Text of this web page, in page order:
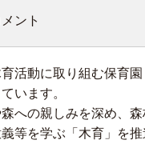
ント
活動に取り組む保育
います。
への親しみを深め、
等を学ぶ「木育」を推